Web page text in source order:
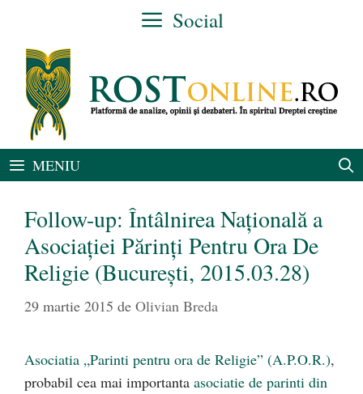
conținut
Social
MENIU
Follow-up: Întâlnirea Naţională a
Asociaţiei Părinţi Pentru Ora De
Religie (Bucureşti, 2015.03.28)
29 martie 2015 de Olivian Breda
Asociatia „Parinti pentru ora de Religie” (A.P.O.R.),
probabil cea mai importanta asociatie de parinti din